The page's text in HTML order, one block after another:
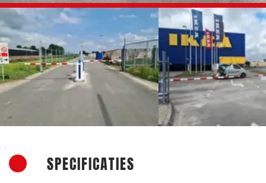
FOTO
ALBUM
OVERSLAAN
Vorige
SPECIFICATIES